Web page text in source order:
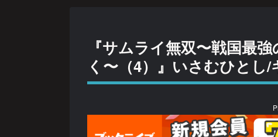
『サムライ無双〜戦国最
く〜（4）』いさむひとし/